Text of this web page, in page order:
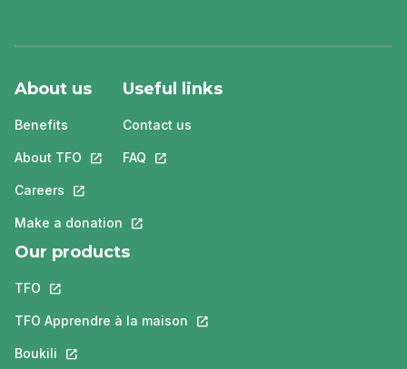
About us
Benefits
About TFO This link will open in a new tab.
Careers This link will open in a new tab.
Make a donation This link will open in a new tab.
Useful links
Contact us
FAQ This link will open in a new tab.
Our products
TFO This link will open in a new tab.
TFO Apprendre à la maison This link will open in a new tab.
Boukili This link will open in a new tab.